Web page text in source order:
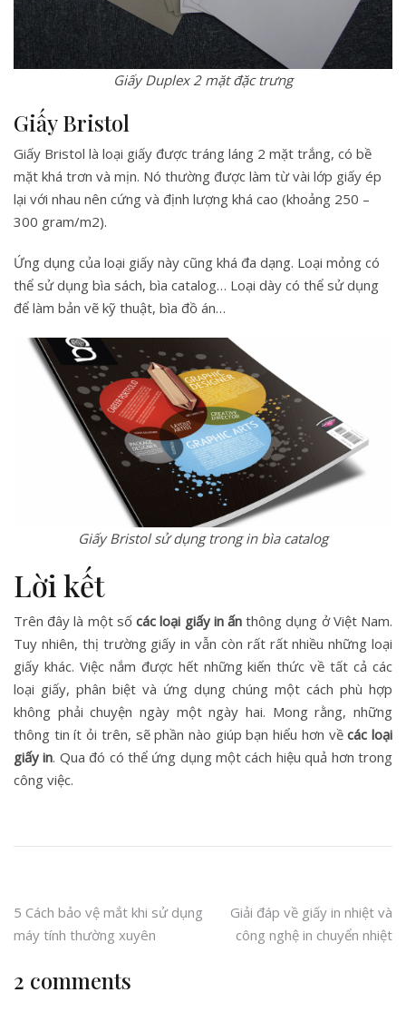
Giấy Duplex 2 mặt đặc trưng
Giấy Bristol
Giấy Bristol là loại giấy được tráng láng 2 mặt trắng, có bề
mặt khá trơn và mịn. Nó thường được làm từ vài lớp giấy ép
lại với nhau nên cứng và định lượng khá cao (khoảng 250 –
300 gram/m2).
Ứng dụng của loại giấy này cũng khá đa dạng. Loại mỏng có
thể sử dụng bìa sách, bìa catalog… Loại dày có thể sử dụng
để làm bản vẽ kỹ thuật, bìa đồ án…
Giấy Bristol sử dụng trong in bìa catalog
Lời kết
Trên đây là một sốcác loại giấy in ấnthông dụng ở Việt Nam.
Tuy nhiên, thị trường giấy in vẫn còn rất rất nhiều những loại
giấy khác. Việc nắm được hết những kiến thức về tất cả các
loại giấy, phân biệt và ứng dụng chúng một cách phù hợp
không phải chuyện ngày một ngày hai. Mong rằng, những
thông tin ít ỏi trên, sẽ phần nào giúp bạn hiểu hơn vềcác loại
giấy in. Qua đó có thể ứng dụng một cách hiệu quả hơn trong
công việc.
Post
navigation
5 Cách bảo vệ mắt khi sử dụng
máy tính thường xuyên
Giải đáp về giấy in nhiệt và
công nghệ in chuyển nhiệt
2 comments